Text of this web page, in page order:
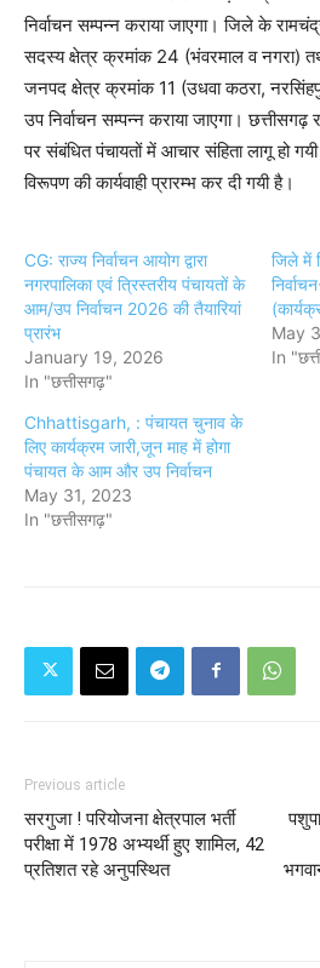
निर्वाचन सम्पन्न कराया जाएगा। जिले के
सदस्य क्षेत्र क्रमांक 24 (भंवरमाल व नगरा)
जनपद क्षेत्र क्रमांक 11 (उधवा कठरा,
उप निर्वाचन सम्पन्न कराया जाएगा। छत्तीसगढ़
पर संबंधित पंचायतों में आचार संहिता लागू हो
विरूपण की कार्यवाही प्रारम्भ कर दी गयी है।
CG: राज्य निर्वाचन आयोग द्वारा
नगरपालिका एवं त्रिस्तरीय पंचायतों के
आम/उप निर्वाचन 2026 की तैयारियां
प्रारंभ
January 19, 2026
In "छत्तीसगढ़"
जिले में
May
In
Chhattisgarh, : पंचायत चुनाव के
लिए कार्यक्रम जारी,जून माह में होगा
पंचायत के आम और उप निर्वाचन
May 31, 2023
In "छत्तीसगढ़"
Previous article
सरगुजा ! परियोजना क्षेत्रपाल भर्ती
परीक्षा में 1978 अभ्यर्थी हुए शामिल, 42
प्रतिशत रहे अनुपस्थित